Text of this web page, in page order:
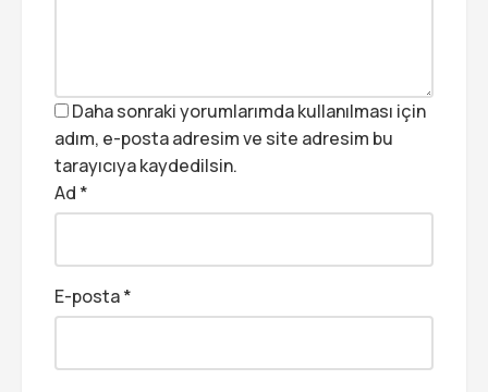
Daha sonraki yorumlarımda kullanılması için
adım, e-posta adresim ve site adresim bu
tarayıcıya kaydedilsin.
Ad *
E-posta*